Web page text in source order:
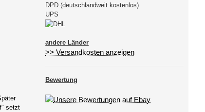
setzt
DPD (deutschlandweit kostenlos)
UPS
andere Länder
>> Versandkosten anzeigen
Bewertung